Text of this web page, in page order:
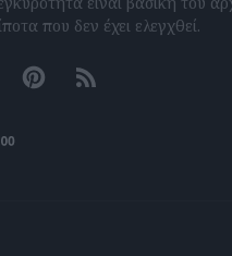
που δεν έχει ελεγχθεί.
PinterestRSS feeds